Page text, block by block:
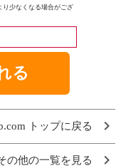
り少なくなる場合がござ
る
トップに戻る
の他の一覧を見る